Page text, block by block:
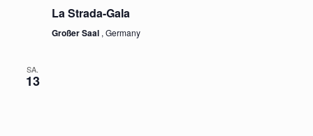
La Strada-Gala
Großer Saal , Germany
SA.
13